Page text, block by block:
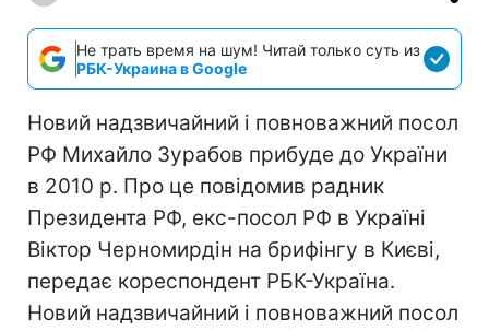
Не трать время на шум! Читай только суть из
РБК-Украина в Google
Новий надзвичайний і повноважний посол
РФ Михайло Зурабов прибуде до України
в 2010 р. Про це повідомив радник
Президента РФ, екс-посол РФ в Україні
Віктор Черномирдін на брифінгу в Києві,
передає кореспондент РБК-Україна.
Новий надзвичайний і повноважний посол